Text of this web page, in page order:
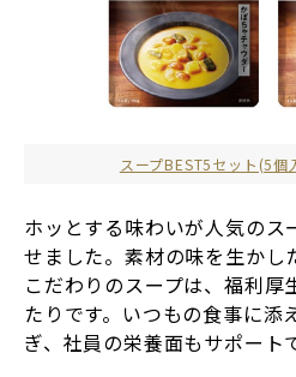
スープBEST5セット(5個
ホッとする味わいが人気のス
せました。素材の味を生かし
こだわりのスープは、福利厚
たりです。いつもの食事に添
ぎ、社員の栄養面もサポート